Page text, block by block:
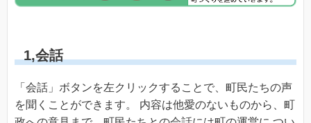
1,会話
「会話」ボタンを左クリックすることで、町民たちの声
を聞くことができます。 内容は他愛のないものから、町